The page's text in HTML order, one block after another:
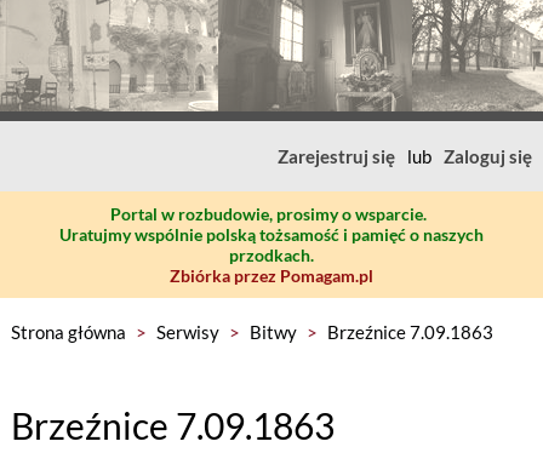
Zarejestruj się lub Zaloguj się
Portal w rozbudowie, prosimy o wsparcie.
Uratujmy wspólnie polską tożsamość i pamięć o naszych
przodkach.
Zbiórka przez Pomagam.pl
Strona główna > Serwisy > Bitwy > Brzeźnice 7.09.1863
Brzeźnice 7.09.1863